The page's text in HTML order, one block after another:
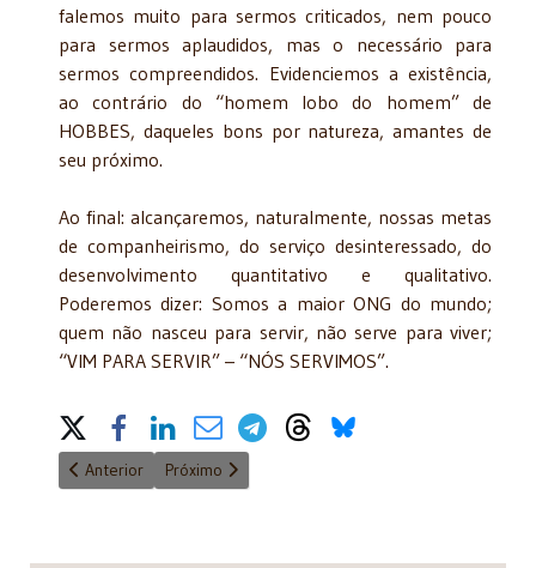
falemos muito para sermos criticados, nem pouco
para sermos aplaudidos, mas o necessário para
sermos compreendidos. Evidenciemos a existência,
ao contrário do “homem lobo do homem” de
HOBBES, daqueles bons por natureza, amantes de
seu próximo.
Ao final: alcançaremos, naturalmente, nossas metas
de companheirismo, do serviço desinteressado, do
desenvolvimento quantitativo e qualitativo.
Poderemos dizer: Somos a maior ONG do mundo;
quem não nasceu para servir, não serve para viver;
“VIM PARA SERVIR” – “NÓS SERVIMOS”.
Share on Social Media
Artigo anterior: "11 de agosto" - 11/8/2015
Anterior Próximo artigo: "É preciso reagir" - 5/8/2015
Próximo